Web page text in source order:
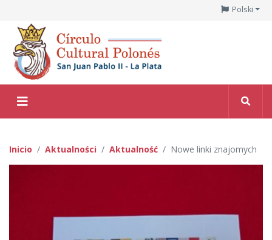
Polski
Inicio Aktualności Aktualność Nowe linki znajomych